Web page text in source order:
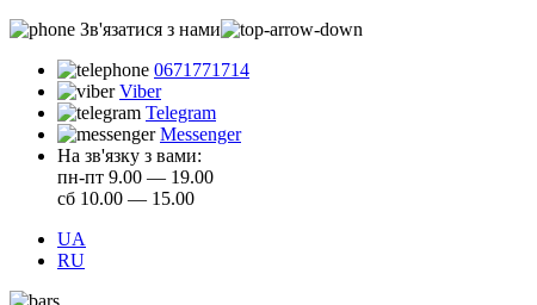
Зв'язатися з нами
0671771714
Viber
Telegram
Messenger
На зв'язку з вами:
пн-пт 9.00 — 19.00
сб 10.00 — 15.00
UA
RU